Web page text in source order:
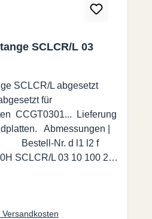
SCLCR/L 03
SCLCR/L abgesetzt
für
CCGT0301... Lieferung
|
l1 l2 f